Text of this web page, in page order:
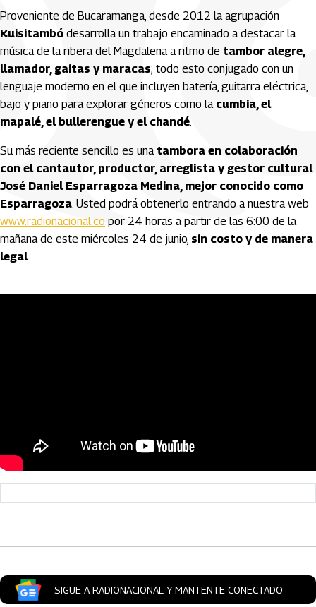
Proveniente de Bucaramanga, desde 2012 la agrupación
Kuisitambó desarrolla un trabajo encaminado a destacar la
música de la ribera del Magdalena a ritmo de tambor alegre,
llamador, gaitas y maracas; todo esto conjugado con un
lenguaje moderno en el que incluyen batería, guitarra eléctrica,
bajo y piano para explorar géneros como la cumbia, el
mapalé, el bullerengue y el chandé.
Su más reciente sencillo es una tambora en colaboración
con el cantautor, productor, arreglista y gestor cultural
José Daniel Esparragoza Medina, mejor conocido como
Esparragoza. Usted podrá obtenerlo entrando a nuestra web
www.radionacional.co por 24 horas a partir de las 6:00 de la
mañana de este miércoles 24 de junio, sin costo y de manera
legal.
SIGUE A RADIONACIONAL Y MANTENTE CONECTADO